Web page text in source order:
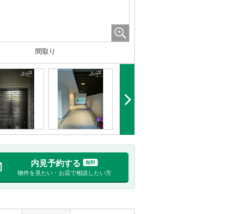
間取り
内見予約する 無料
物件を見たい・お店で相談したい方